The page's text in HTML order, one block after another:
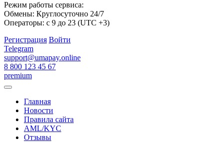
Режим работы сервиса:
Обмены: Круглосуточно 24/7
Операторы: с 9 до 23 (UTC +3)
Регистрация Войти
Telegram
support@umapay.online
8 800 123 45 67
premium
Главная
Новости
Правила сайта
AML/KYC
Отзывы